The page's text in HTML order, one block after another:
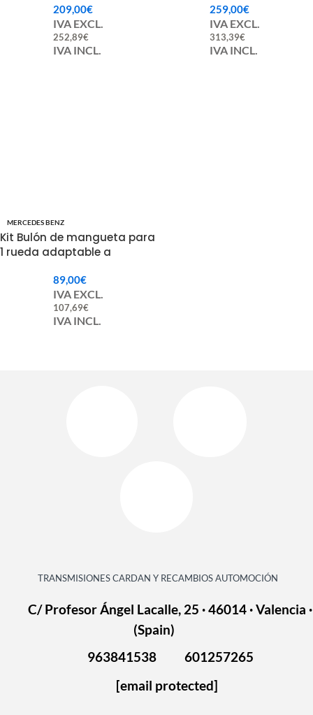
209,00€
IVA EXCL.
252,89€
IVA INCL.
49110D6200259,00€
IVA EXCL.
313,39€
IVA INCL.
MERCEDES BENZ
Kit Bulón de mangueta para
1 rueda adaptable a
89,00€
IVA EXCL.
107,69€
IVA INCL.
TRANSMISIONES CARDAN Y RECAMBIOS AUTOMOCIÓN
C/ Profesor Ángel Lacalle, 25 · 46014 · Valencia ·
(Spain)
963841538
601257265
[email protected]